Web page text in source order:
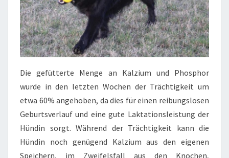
Die gefütterte Menge an Kalzium und Phosphor
wurde in den letzten Wochen der Trächtigkeit um
etwa 60% angehoben, da dies für einen reibungslosen
Geburtsverlauf und eine gute Laktationsleistung der
Hündin sorgt. Während der Trächtigkeit kann die
Hündin noch genügend Kalzium aus den eigenen
Speichern, im Zweifelsfall aus den Knochen,